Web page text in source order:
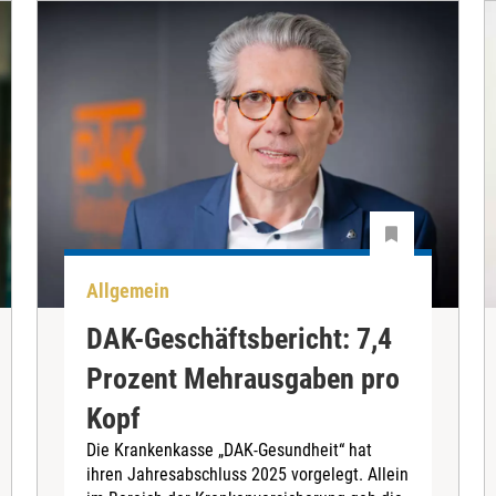
Allgemein
DAK-Geschäftsbericht: 7,4
Prozent Mehrausgaben pro
Kopf
Die Krankenkasse „DAK-Gesundheit“ hat
ihren Jahresabschluss 2025 vorgelegt. Allein